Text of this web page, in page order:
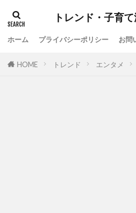
トレンド・子育
ホーム プライバシーポリシー お問
HOME トレンド エンタメ